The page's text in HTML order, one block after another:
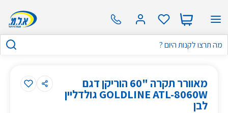
מאוורר תקרה "60 הוריקן דגם
GOLDLINE ATL-8060W גולדליין
לבן